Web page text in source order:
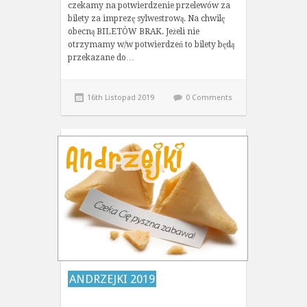
czekamy na potwierdzenie przelewów za
bilety za imprezę sylwestrową. Na chwilę
obecną BILETÓW BRAK. Jeżeli nie
otrzymamy w/w potwierdzeń to bilety będą
przekazane do…
16th Listopad 2019 0 Comments
ANDRZEJKI 2019